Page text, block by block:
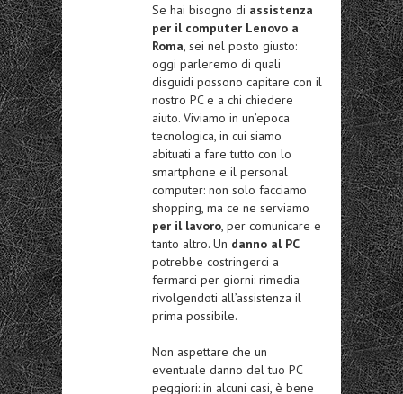
Se hai bisogno di assistenza
per il computer Lenovo a
Roma, sei nel posto giusto:
oggi parleremo di quali
disguidi possono capitare con il
nostro PC e a chi chiedere
aiuto. Viviamo in un’epoca
tecnologica, in cui siamo
abituati a fare tutto con lo
smartphone e il personal
computer: non solo facciamo
shopping, ma ce ne serviamo
per il lavoro, per comunicare e
tanto altro. Un danno al PC
potrebbe costringerci a
fermarci per giorni: rimedia
rivolgendoti all’assistenza il
prima possibile.
Non aspettare che un
eventuale danno del tuo PC
peggiori: in alcuni casi, è bene